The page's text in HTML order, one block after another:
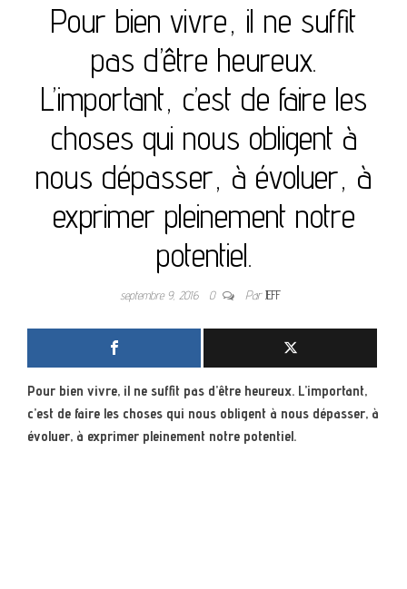
Pour bien vivre, il ne suffit
pas d’être heureux.
L’important, c’est de faire les
choses qui nous obligent à
nous dépasser, à évoluer, à
exprimer pleinement notre
potentiel.
septembre 9, 2016 0 ParJEFF
Pour bien vivre, il ne suffit pas d’être heureux. L’important,
c’est de faire les choses qui nous obligent à nous dépasser, à
évoluer, à exprimer pleinement notre potentiel.